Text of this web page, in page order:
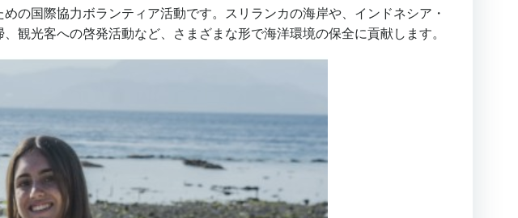
の国際協力ボランティア活動です。スリランカの海岸や、インドネシア・
光客への啓発活動など、さまざまな形で海洋環境の保全に貢献します。